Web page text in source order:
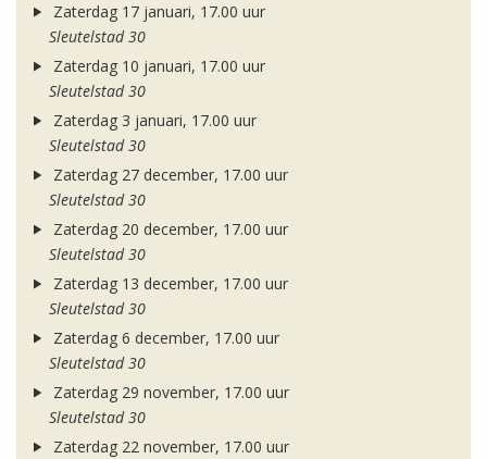
Zaterdag 17 januari, 17.00 uur
Sleutelstad 30
Zaterdag 10 januari, 17.00 uur
Sleutelstad 30
Zaterdag 3 januari, 17.00 uur
Sleutelstad 30
Zaterdag 27 december, 17.00 uur
Sleutelstad 30
Zaterdag 20 december, 17.00 uur
Sleutelstad 30
Zaterdag 13 december, 17.00 uur
Sleutelstad 30
Zaterdag 6 december, 17.00 uur
Sleutelstad 30
Zaterdag 29 november, 17.00 uur
Sleutelstad 30
Zaterdag 22 november, 17.00 uur